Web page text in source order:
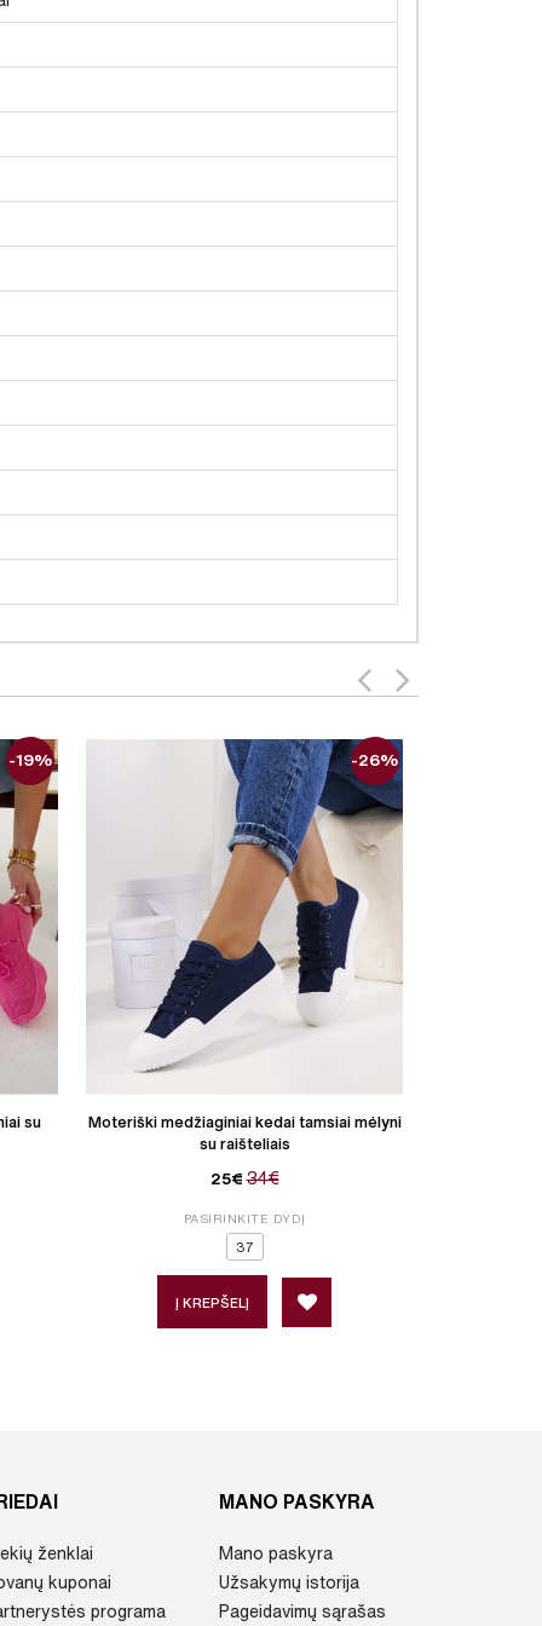
su
-19%
Moteriški medžiaginiai kedai tamsiai mėlyni
su raišteliais
25€ 34€
-26%
PASIRINKITE DYDĮ
37
Į KREPŠELĮ
ženklai
kuponai
programa
MANO PASKYRA
Mano paskyra
Užsakymų istorija
Pageidavimų sąrašas